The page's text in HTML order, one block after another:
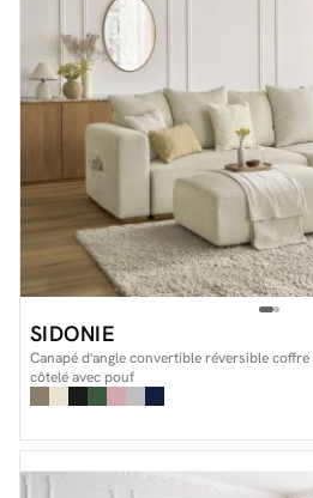
SIDONIE
Canapé d'angle convertible réversible coffre
côtelé avec pouf